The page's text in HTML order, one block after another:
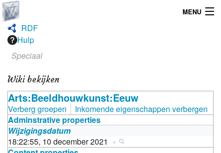
MENU
Home
Graphicdesign
Webdesign
Operating System
RDF
Hulp
Speciaal
Wiki bekijken
Arts:Beeldhouwkunst:Eeuw
Verberg groepen
Inkomende eigenschappen verbergen
Adminstrative properties
Wijzigingsdatum
18:22:55, 10 december 2021 +